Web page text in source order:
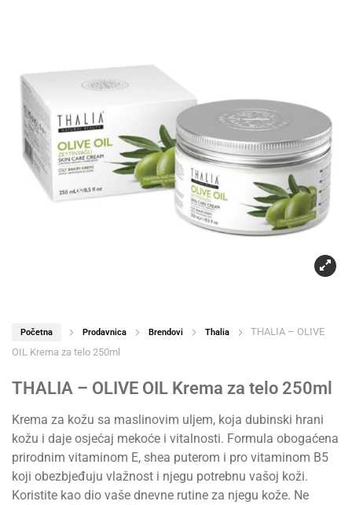
Početna Prodavnica Brendovi Thalia
THALIA – OLIVE
OIL Krema za telo 250ml
THALIA – OLIVE OIL Krema za telo 250ml
Krema za kožu sa maslinovim uljem, koja dubinski hrani
kožu i daje osjećaj mekoće i vitalnosti. Formula obogaćena
prirodnim vitaminom E, shea puterom i pro vitaminom B5
koji obezbjeđuju vlažnost i njegu potrebnu vašoj koži.
Koristite kao dio vaše dnevne rutine za njegu kože. Ne